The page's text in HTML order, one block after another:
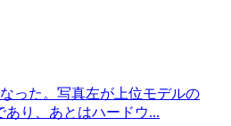
った。写真左が上位モデルの
り、あとはハードウ...